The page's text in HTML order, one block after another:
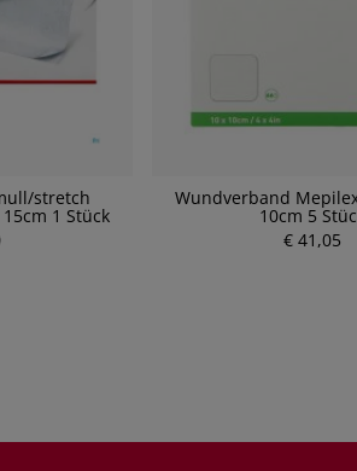
stretch
1 Stück
Wundverband
10cm 5
€ 41,05